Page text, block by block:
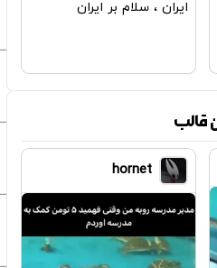
ایران ، سلام بر ایران
قالب
hornet